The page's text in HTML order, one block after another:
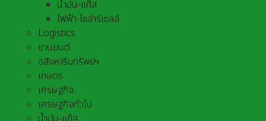
น้ำมัน-แก๊ส
ไฟฟ้า-โซล่าร์เซลล์
Logistics
ยานยนต์
อสังหาริมทรัพย์ฯ
เกษตร
เศรษฐกิจ
เศรษฐกิจทั่วไป